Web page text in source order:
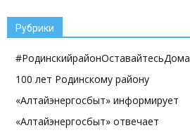
Рубрики
#РодинскийрайонОставайтесьДома
100 лет Родинскому району
«Алтайэнергосбыт» информирует
«Алтайэнергосбыт» отвечает